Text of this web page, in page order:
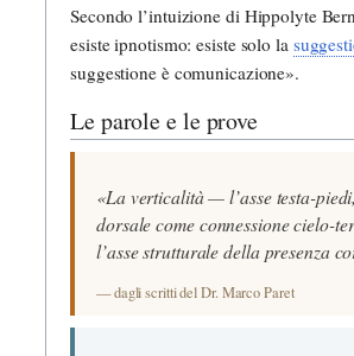
Secondo l’intuizione di Hippolyte
esiste ipnotismo: esiste solo la
suggestione è comunicazione».
Le parole e le prove
«La verticalità — l’asse testa-
dorsale come connessione cielo-
l’asse strutturale della presenza
— dagli scritti del Dr. Marco Paret